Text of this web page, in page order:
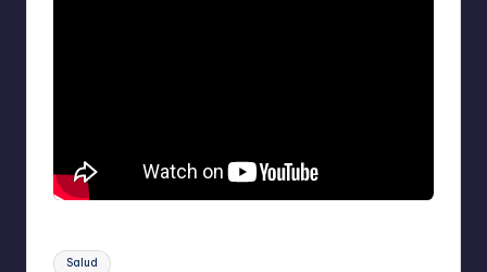
Etiquetas:
Salud